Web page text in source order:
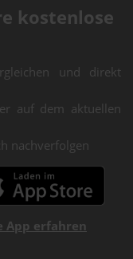
kostenlose
und direkt
auf dem aktuellen
nachverfolgen
App erfahren